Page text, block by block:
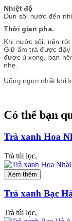
Nhiệt độ
Đun sôi nước đến
Thời gian pha.
Khi nước sôi, nên rót
Giữ ấm trà được
được ủ xong, bạn
nhẹ.
Uống ngon nhất khi
Có thể bạn
Trà xanh Hoa
Trà túi lọc,
Xem thêm
Trà xanh Bạc
Trà túi lọc,